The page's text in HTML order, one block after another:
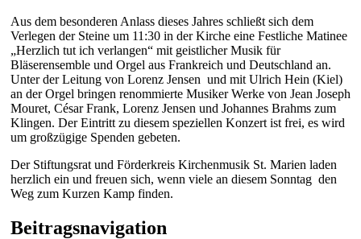
Aus dem besonderen Anlass dieses Jahres schließt sich dem
Verlegen der Steine um 11:30 in der Kirche eine Festliche Matinee
„Herzlich tut ich verlangen“ mit geistlicher Musik für
Bläserensemble und Orgel aus Frankreich und Deutschland an.
Unter der Leitung von Lorenz Jensen und mit Ulrich Hein (Kiel)
an der Orgel bringen renommierte Musiker Werke von Jean Joseph
Mouret, César Frank, Lorenz Jensen und Johannes Brahms zum
Klingen. Der Eintritt zu diesem speziellen Konzert ist frei, es wird
um großzügige Spenden gebeten.
Der Stiftungsrat und Förderkreis Kirchenmusik St. Marien laden
herzlich ein und freuen sich, wenn viele an diesem Sonntag den
Weg zum Kurzen Kamp finden.
Beitragsnavigation